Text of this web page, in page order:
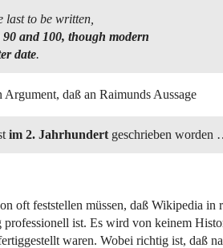
to be written,
and 100, though modern
date.
daß an Raimunds Aussage
im 2. Jahrhundert geschrieben worden
oft feststellen müssen, daß Wikipedia in
ist. Es wird von keinem
waren. Wobei richtig ist, daß